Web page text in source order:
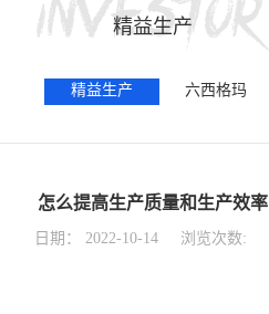
精益生产
精益生产 六西格玛
怎么提高生产质量和生产效率
日期： 2022-10-14 浏览次数: